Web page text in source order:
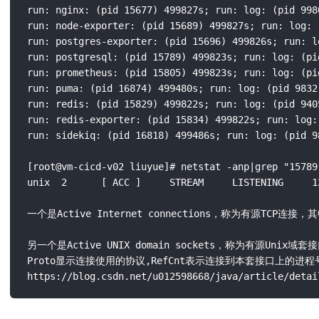
run: nginx: (pid 15677) 499827s; run: log: (pid
run: node-exporter: (pid 15689) 499827s; run: log:
run: postgres-exporter: (pid 15696) 499826s; run:
run: postgresql: (pid 15789) 499823s; run: log: (pid
run: prometheus: (pid 15805) 499823s; run: log:
run: puma: (pid 16874) 499480s; run: log: (pid
run: redis: (pid 15829) 499822s; run: log: (pid
run: redis-exporter: (pid 15834) 499822s; run: log:
run: sidekiq: (pid 16818) 499486s; run: log: (pid
[root@vm-cicd-v02 liuyue]# netstat -anp|grep
unix  2      [ ACC ]     STREAM     LISTENING
一个是Active Internet connections，称为有源TCP连接，其中
另一个是Active UNIX domain sockets，称为有源Unix域套接
Proto显示连接使用的协议,RefCnt表示连接到本套接口上的进